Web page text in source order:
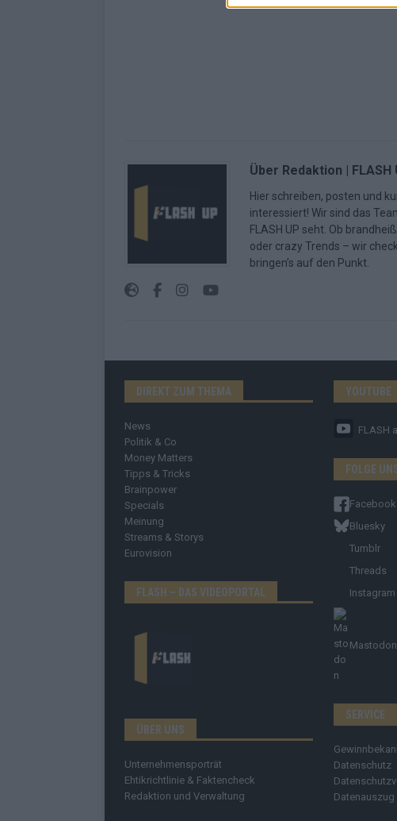
Über Redaktion | FLASH
Hier schreiben, posten und
interessiert! Wir sind das
FLASH UP seht. Ob
oder crazy Trends – wir
bringen’s auf den Punkt.
DIREKT ZUM THEMA
News
Politik & Co
Money Matters
Tipps & Tricks
Brainpower
Specials
Meinung
Streams & Storys
Eurovision
FLASH – DAS VIDEOPORTAL
ÜBER UNS
Unternehmensporträt
Ehtikrichtlinie & Faktencheck
Redaktion und Verwaltung
YOUTUBE
FLASH
FOLGE
Facebook
Bluesky
Tumblr
Threads
Instagram
Mastodon
SERVICE
Datenschutz